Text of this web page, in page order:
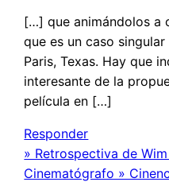
[…] que animándolos a
que es un caso
Paris, Texas. Hay que
interesante de la
película en […]
Responder
» Retrospectiva de
Cinematógrafo »